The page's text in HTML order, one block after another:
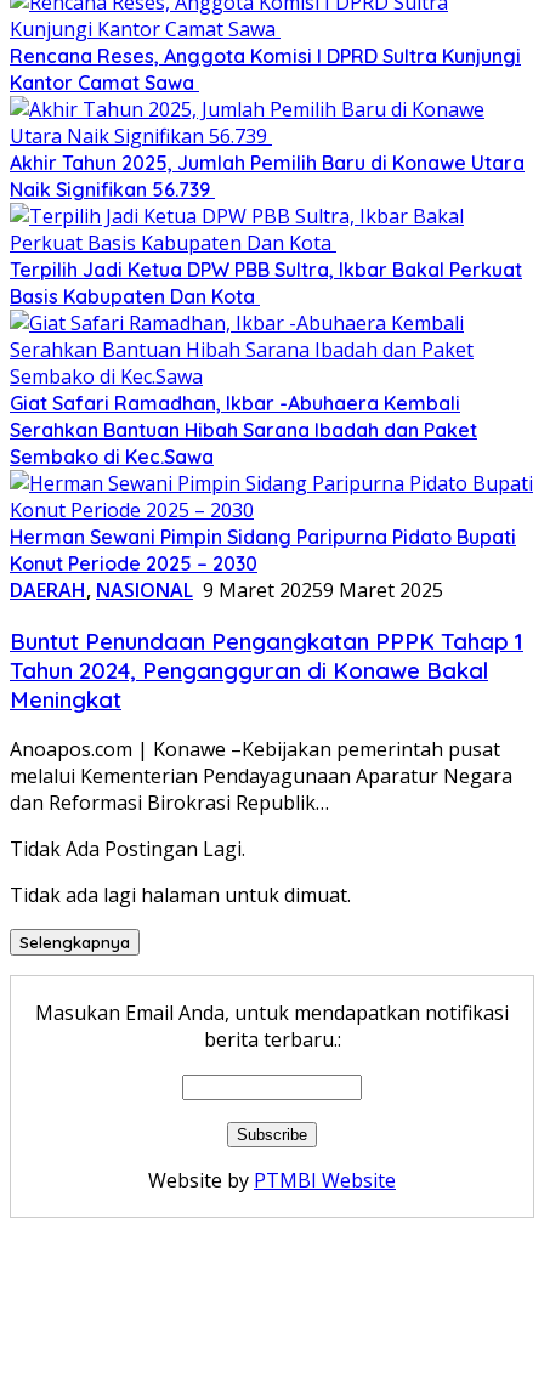
Rencana Reses, Anggota Komisi I DPRD Sultra Kunjungi
Kantor Camat Sawa
Akhir Tahun 2025, Jumlah Pemilih Baru di Konawe Utara
Naik Signifikan 56.739
Terpilih Jadi Ketua DPW PBB Sultra, Ikbar Bakal Perkuat
Basis Kabupaten Dan Kota
Giat Safari Ramadhan, Ikbar -Abuhaera Kembali
Serahkan Bantuan Hibah Sarana Ibadah dan Paket
Sembako di Kec.Sawa
Herman Sewani Pimpin Sidang Paripurna Pidato Bupati
Konut Periode 2025 – 2030
DAERAH, NASIONAL 9 Maret 20259 Maret 2025
Buntut Penundaan Pengangkatan PPPK Tahap 1
Tahun 2024, Pengangguran di Konawe Bakal
Meningkat
Anoapos.com | Konawe –Kebijakan pemerintah pusat
melalui Kementerian Pendayagunaan Aparatur Negara
dan Reformasi Birokrasi Republik…
Tidak Ada Postingan Lagi.
Tidak ada lagi halaman untuk dimuat.
Selengkapnya
Masukan Email Anda, untuk mendapatkan notifikasi
berita terbaru.:
Website by PTMBI Website